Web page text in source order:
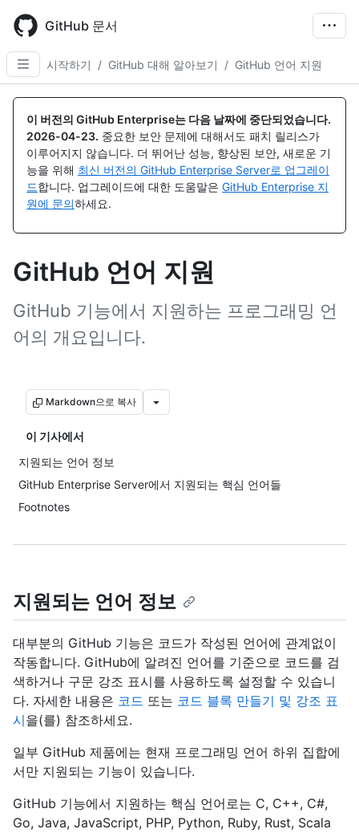
main
content
GitHub 문서
시작하기 / GitHub 대해 알아보기 / GitHub 언어 지원
이 버전의 GitHub Enterprise는 다음 날짜에 중단되었습니다.
2026-04-23. 중요한 보안 문제에 대해서도 패치 릴리스가
이루어지지 않습니다. 더 뛰어난 성능, 향상된 보안, 새로운 기
능을 위해 최신 버전의 GitHub Enterprise Server로 업그레이
드합니다. 업그레이드에 대한 도움말은 GitHub Enterprise 지
원에 문의하세요.
GitHub 언어 지원
GitHub 기능에서 지원하는 프로그래밍 언
어의 개요입니다.
Markdown으로 복사
이 기사에서
지원되는 언어 정보
GitHub Enterprise Server에서 지원되는 핵심 언어들
Footnotes
지원되는 언어 정보
대부분의 GitHub 기능은 코드가 작성된 언어에 관계없이
작동합니다. GitHub에 알려진 언어를 기준으로 코드를 검
색하거나 구문 강조 표시를 사용하도록 설정할 수 있습니
다. 자세한 내용은 코드 또는 코드 블록 만들기 및 강조 표
시을(를) 참조하세요.
일부 GitHub 제품에는 현재 프로그래밍 언어 하위 집합에
서만 지원되는 기능이 있습니다.
GitHub 기능에서 지원하는 핵심 언어로는 C, C++, C#,
Go, Java, JavaScript, PHP, Python, Ruby, Rust, Scala